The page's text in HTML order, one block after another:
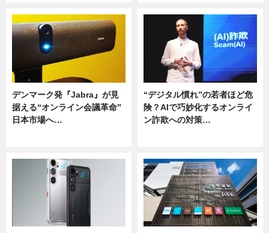
デンマーク発『Jabra』が見
据える“オンライン会議革命”
日本市場へ…
“デジタル慣れ”の若者ほど危
険？AIで巧妙化するオンライ
ン詐欺への対策…